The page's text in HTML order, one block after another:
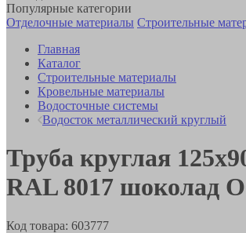
Популярные категории
Отделочные материалы Строительные
Главная
Каталог
Строительные материалы
Кровельные материалы
Водосточные системы
Водосток металлический круглый
Труба круглая
RAL 8017 шоколад
Код товара: 603777